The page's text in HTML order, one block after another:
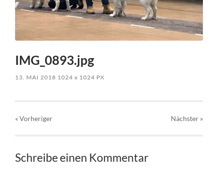
IMG_0893.jpg
13. MAI 2018 1024x 1024 PX
« Vorheriger Nächster »
Schreibe einen Kommentar